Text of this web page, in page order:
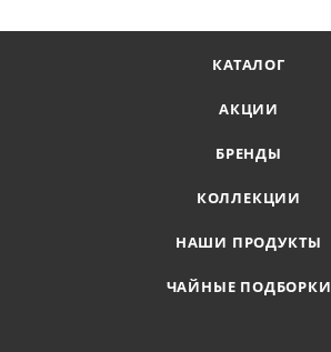
КАТАЛОГ
АКЦИИ
БРЕНДЫ
КОЛЛЕКЦИИ
НАШИ ПРОДУКТЫ
ЧАЙНЫЕ ПОДБОРКИ